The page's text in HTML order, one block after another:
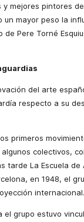
y mejores pintores
un mayor peso la
Pere Torné
del arte
respecto a su
primeros
colectivos,
tarde La Escuela
en 1948, el
internacional.
el grupo estuvo